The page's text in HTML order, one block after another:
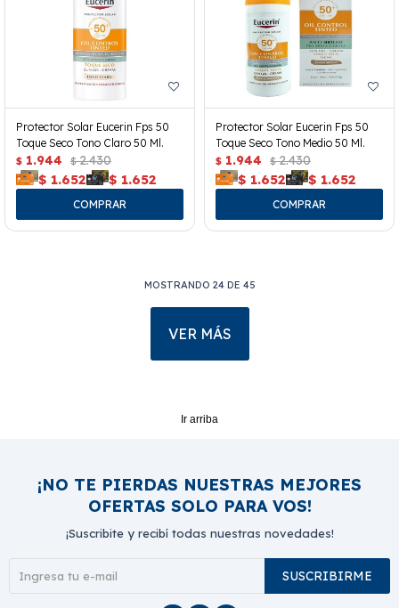
Protector Solar Eucerin Fps 50
Toque Seco Tono Claro 50 Ml.
$ 1.944 $ 2.430
$ 1.652 $ 1.652
Protector Solar Eucerin Fps 50
Toque Seco Tono Medio 50 Ml.
$ 1.944 $ 2.430
$ 1.652 $ 1.652
MOSTRANDO 24DE 45
VER MÁS
Ir arriba
¡NO TE PIERDAS NUESTRAS MEJORES
OFERTAS SOLO PARA VOS!
¡Suscribite y recibí todas nuestras novedades!
SUSCRIBIRME